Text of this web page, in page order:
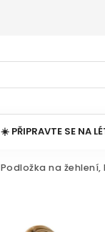
☀️ PŘIPRAVTE SE NA
Podložka na žehlení,